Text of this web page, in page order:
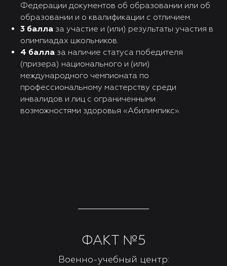
Федерации документов об образовании или об
образовании и о квалификации с отличием.
3 балла за участие и (или) результаты участия в
олимпиадах школьников.
4 балла за наличие статуса победителя
(призера) национального и (или)
международного чемпионата по
профессиональному мастерству среди
инвалидов и лиц с ограниченными
возможностями здоровья «Абилимпикс».
ФАКТ №5
Военно-учебный центр: